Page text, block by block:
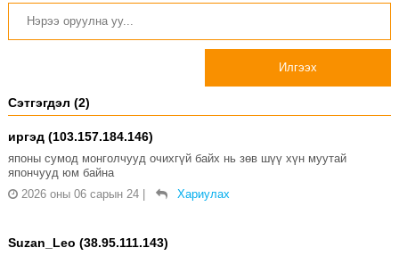
Илгээх
Сэтгэгдэл (2)
иргэд (103.157.184.146)
японы сумод монголчууд очихгүй байх нь зөв шүү хүн муутай
япончууд юм байна
2026 оны 06 сарын 24 | Хариулах
Suzan_Leo (38.95.111.143)